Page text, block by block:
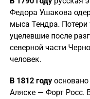
Федора Ушакова
мыса Тендра. Потери
уцелевшие после
северной части
человек.
В 1812 году основано
Аляске — Форт Росс.